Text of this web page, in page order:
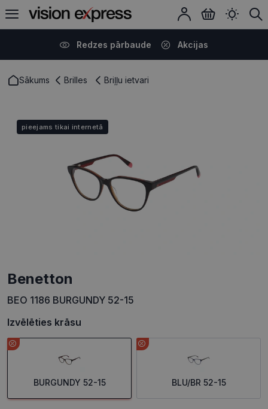
Redzes pārbaude Akcijas
Sākums Brilles Briļļu ietvari
pieejams tikai internetā
Benetton
BEO 1186 BURGUNDY 52-15
Izvēlēties krāsu
BURGUNDY 52-15 BLU/BR 52-15